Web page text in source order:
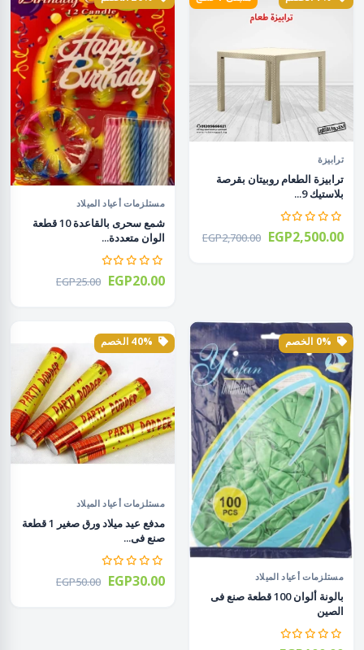
ترابيزة
ترابيزة الطعام روبيتان بقرصة
بلاستيك 9...
EGP2,700.00 EGP2,500.00
مستلزمات أعياد الميلاد
شمع سحرى بالقاعدة 10 قطعة
الوان متعددة...
EGP25.00 EGP20.00
مستلزمات أعياد الميلاد
بالونة ألوان 100 قطعة صنع فى
الصين
مستلزمات أعياد الميلاد
مدفع عيد ميلاد ورق صغير 1 قطعة
صنع فى...
EGP50.00 EGP30.00